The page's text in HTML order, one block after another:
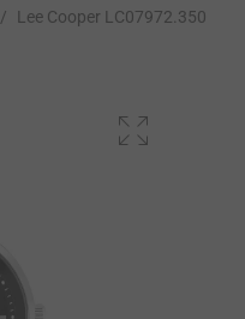
/ Lee Cooper LC07972.350